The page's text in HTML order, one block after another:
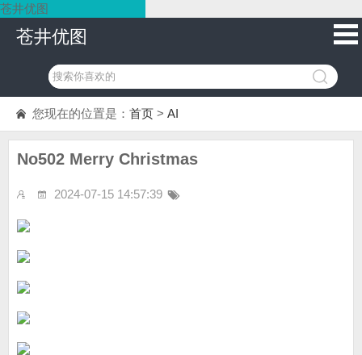
苍井优图
苍井优图
您现在的位置是： 首页 > AI
No502 Merry Christmas
2024-07-15 14:57:39